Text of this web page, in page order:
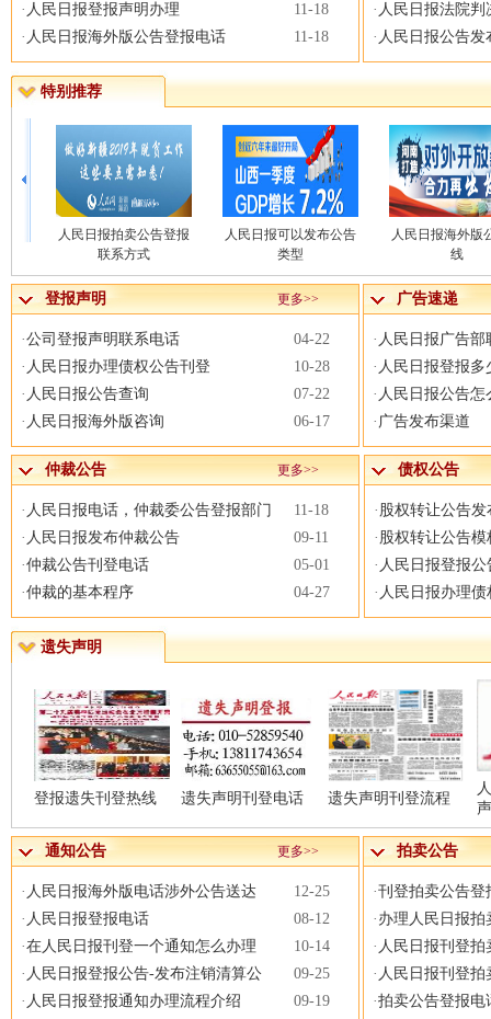
· 人民日报登报声明办理
11-18
· 人民日报海外版公告登报电话 11-18
· 人民日报法院
· 人民日报公告发
特别推荐
人民日报拍卖公告登报
联系方式
人民日报可以发布公告
类型
人民日报海外版
线
登报声明 更多>>
·公司登报声明联系电话
04-22
· 人民日报办理债权公告刊登
10-28
· 人民日报公告查询
07-22
· 人民日报海外版咨询 06-17
广告速递
· 人民日报广告部
· 人民日报登报多
· 人民日报公告怎
· 广告发布渠道
仲裁公告 更多>>
· 人民日报电话，仲裁委公告登报部门
11-18
· 人民日报发布仲裁公告
09-11
·仲裁公告刊登电话
05-01
·仲裁的基本程序 04-27
债权公告
· 股权转让公告发
· 股权转让公告
· 人民日报登报
· 人民日报办理
遗失声明
登报遗失刊登热线 遗失声明刊登电话 遗失声明刊登流程
通知公告 更多>>
· 人民日报海外版电话涉外公告送达
12-25
· 人民日报登报电话
08-12
·在人民日报刊登一个通知怎么办理
10-14
· 人民日报登报公告-发布注销清算公
09-25
· 人民日报登报通知办理流程介绍
09-19
拍卖公告
·刊登拍卖公告登
· 办理人民日报拍
· 人民日报刊登拍
· 人民日报刊登拍
·拍卖公告登报电